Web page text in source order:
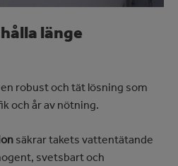
länge
robust och tät lösning som
och år av nötning.
säkrar takets vattentätande
svetsbart och